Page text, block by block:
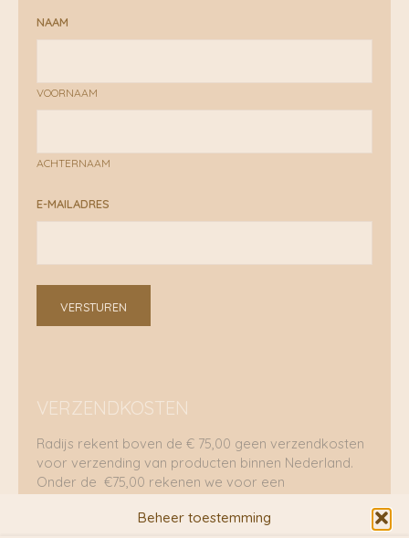
Beheer toestemming
NAAM
VOORNAAM
ACHTERNAAM
E-MAILADRES
VERSTUREN
VERZENDKOSTEN
Radijs rekent boven de € 75,00 geen verzendkosten
voor verzending van producten binnen Nederland.
Onder de €75,00 rekenen we voor een